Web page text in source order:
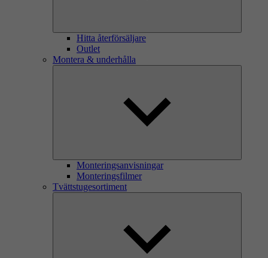
Hitta återförsäljare
Outlet
Montera & underhålla
Monteringsanvisningar
Monteringsfilmer
Tvättstugesortiment